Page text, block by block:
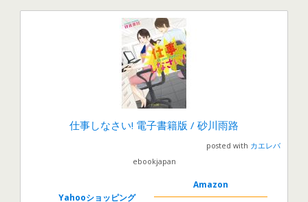
仕事しなさい! 電子書籍版 / 砂川雨路
posted with カエレバ
ebookjapan
Yahooショッピング
Amazon